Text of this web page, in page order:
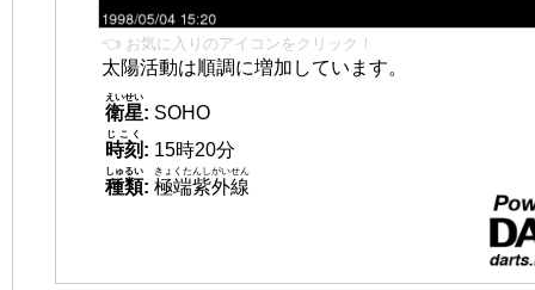
👈 お気に入りのアイコンをクリック！
太陽活動は順調に増加しています。
衛星
えいせい
: SOHO
時刻
じこく
: 15時20分
種類
しゅるい
: 極端紫外線
きょくたんしがいせん